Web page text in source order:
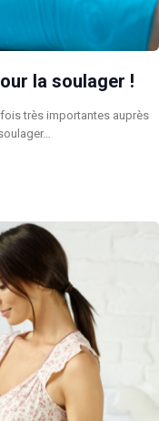
la soulager !
très importantes auprès